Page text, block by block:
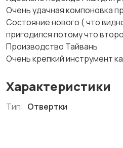
Очень удачная компоновка
Состояние нового ( что
пригодился потому что
Производство Тайвань
Очень крепкий инструмент
Характеристики
Тип: Отвертки